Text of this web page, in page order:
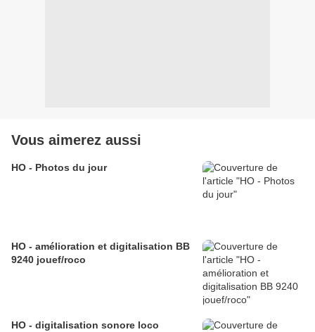
Vous aimerez aussi
HO - Photos du jour
HO - amélioration et digitalisation BB
9240 jouef/roco
HO - digitalisation sonore loco